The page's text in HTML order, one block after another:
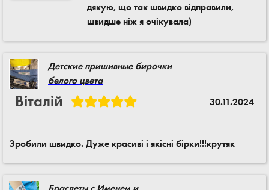
дякую, що так швидко відправили,
швидше ніж я очікувала)
Детские пришивные бирочки
белого цвета
Віталій 30.11.2024
Зробили швидко. Дуже красиві і якісні бірки!!!крутяк